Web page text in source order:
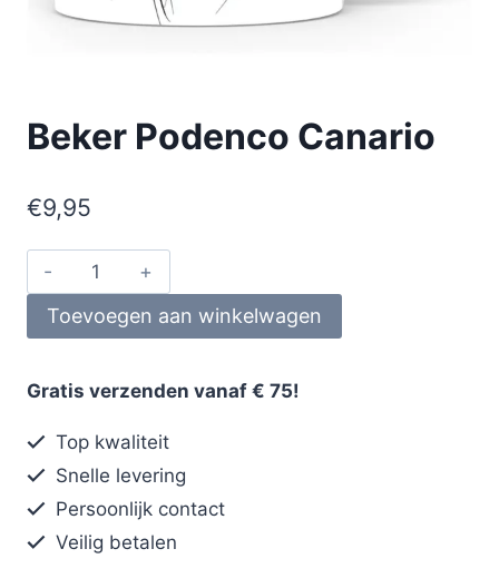
Beker Podenco Canario
€9,95
Toevoegen aan winkelwagen
Gratis verzenden vanaf € 75!
Top kwaliteit
Snelle levering
Persoonlijk contact
Veilig betalen